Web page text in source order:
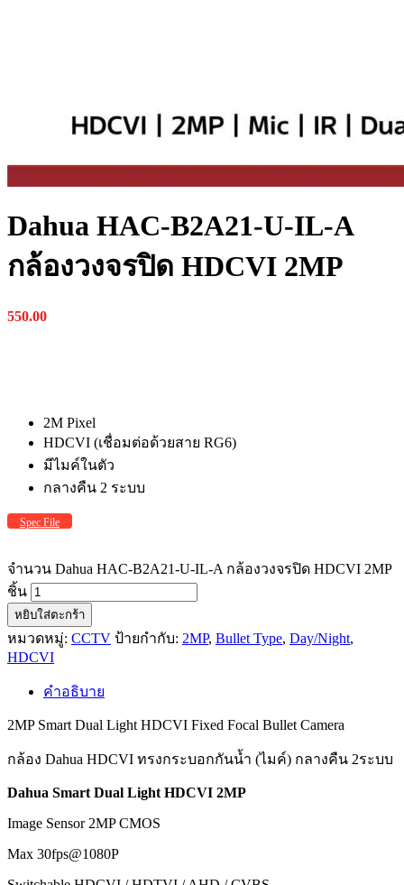
Dahua HAC-B2A21-U-IL-A
กล้องวงจรปิด HDCVI 2MP
550.00
2M Pixel
HDCVI (เชื่อมต่อด้วยสาย RG6)
มีไมค์ในตัว
กลางคืน 2 ระบบ
Spec File
จำนวน Dahua HAC-B2A21-U-IL-A กล้องวงจรปิด HDCVI 2MP
ชิ้น
หยิบใส่ตะกร้า
หมวดหมู่: CCTV ป้ายกำกับ: 2MP, Bullet Type, Day/Night,
HDCVI
คำอธิบาย
2MP Smart Dual Light HDCVI Fixed Focal Bullet Camera
กล้อง Dahua HDCVI ทรงกระบอกกันน้ำ (ไมค์) กลางคืน 2ระบบ
Dahua Smart Dual Light HDCVI 2MP
Image Sensor 2MP CMOS
Max 30fps@1080P